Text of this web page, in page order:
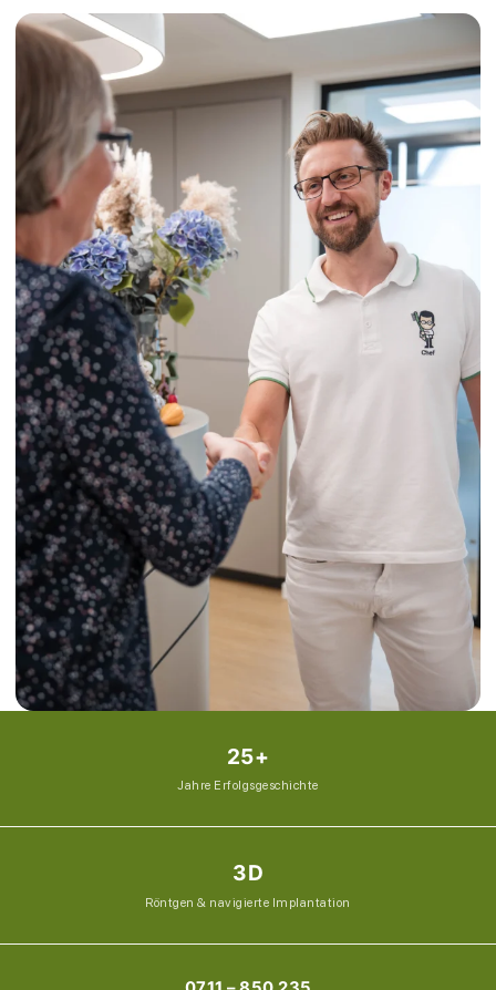
25+
Jahre Erfolgsgeschichte
3D
Röntgen & navigierte Implantation